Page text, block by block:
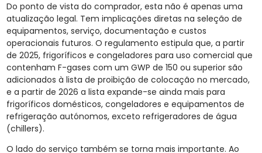
Do ponto de vista do comprador, esta não é apenas uma
atualização legal. Tem implicações diretas na seleção de
equipamentos, serviço, documentação e custos
operacionais futuros. O regulamento estipula que, a partir
de 2025, frigoríficos e congeladores para uso comercial que
contenham F-gases com um GWP de 150 ou superior são
adicionados à lista de proibição de colocação no mercado,
e a partir de 2026 a lista expande-se ainda mais para
frigoríficos domésticos, congeladores e equipamentos de
refrigeração autónomos, exceto refrigeradores de água
(chillers).
O lado do serviço também se torna mais importante. Ao